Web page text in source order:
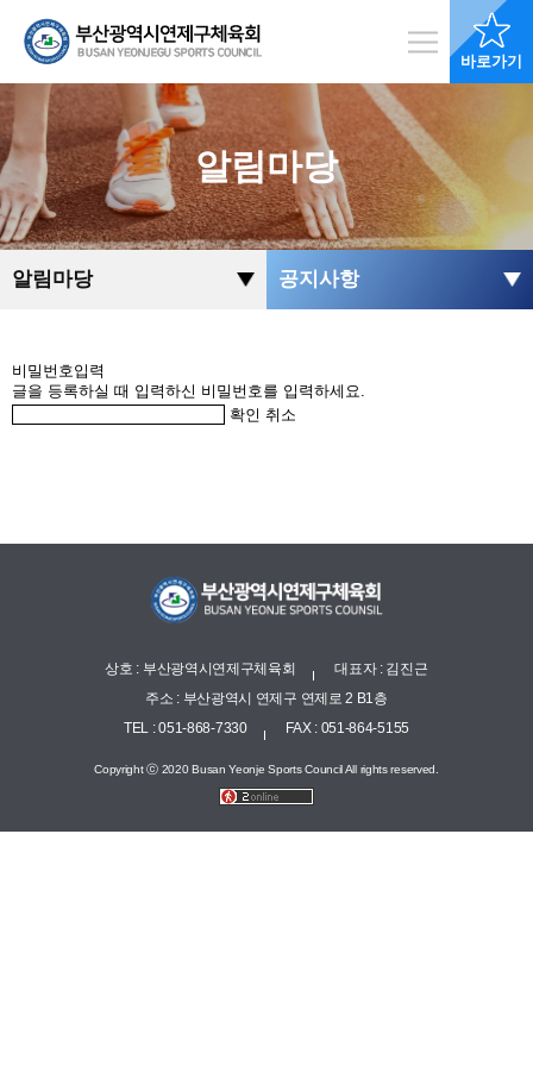
바로가기
알림마당
알림마당 공지사항
비밀번호입력
글을 등록하실 때 입력하신 비밀번호를 입력하세요.
확인 취소
상호 : 부산광역시연제구체육회
대표자 : 김진근
주소 : 부산광역시 연제구 연제로 2 B1층
TEL : 051-868-7330
FAX : 051-864-5155
Copyright ⓒ 2020 Busan Yeonje Sports Council All rights reserved.